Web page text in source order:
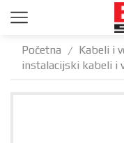
Početna / Kabeli i
instalacijski kabeli i